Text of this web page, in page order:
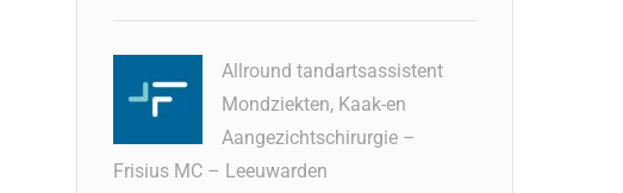
Allround tandartsassistent
Mondziekten, Kaak-en
Aangezichtschirurgie –
Frisius MC – Leeuwarden